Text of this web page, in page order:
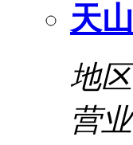
天
地
营